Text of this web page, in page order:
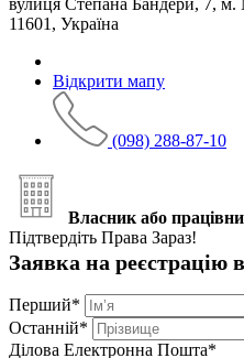
вулиця Степана Бандери, 7,
11601, Україна
Відкрити мапу
(098) 288-87-10
Власник або
Підтвердіть Права Зараз!
Заявка на реєстрацію
Перший*
Останній*
Ділова Електронна Пошта*